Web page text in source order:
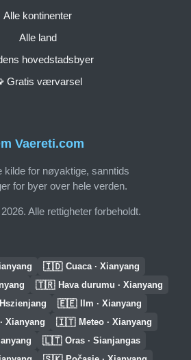
Vaereti.com
kilde for nøyaktige, sanntids
for byer over hele verden.
Alle rettigheter forbeholdt.
Alle kontinenter
Alle land
hovedstadsbyer
Gratis værvarsel
🇮🇩 Cuaca · Xianyang
🇹🇷 Hava durumu · Xianyang
🇪🇪 Ilm · Xianyang
Xianyang 🇮🇹 Meteo · Xianyang
🇱🇹 Oras · Sianjangas